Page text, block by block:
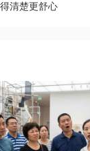
清楚更舒心